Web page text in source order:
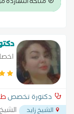
غدد صماء كليه طب
الدرقية استشارى
دكتورة تخصص
الشيخ زايد